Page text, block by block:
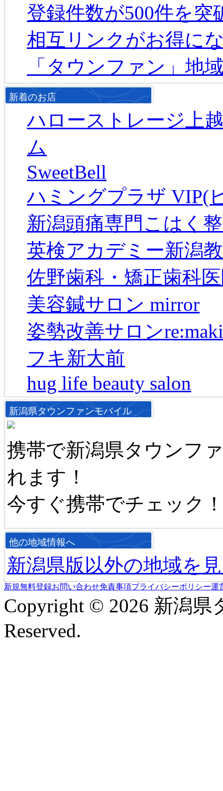
登録件数が500件を突
相互リンクがお得に
「タウンファン」地
新着のお店
ハローストレージ上
ム
SweetBell
ハミングプラザ VIP(
新潟頭痛専門こはく
英検アカデミー新潟
佐野歯科・矯正歯科
美容鍼サロン mirror
姿勢改善サロン
フキ新大前
hug life beauty salon
新潟県タウンファンモバイル
携帯で新潟県タウンフ
れます！
今すぐ携帯でチェック
他の地域情報へ
新潟県版以外の地域を
新規無料登録お問い合わせ免責事項プライバシーポリシー運
Copyright © 2026 新潟
Reserved.